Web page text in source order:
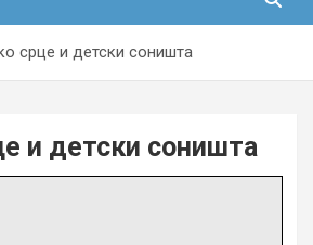
срце и детски соништа
и детски соништа